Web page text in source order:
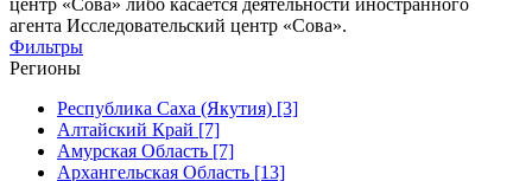
центр «Сова» либо касается деятельности иностранного
агента Исследовательский центр «Сова».
Фильтры
Регионы
Республика Саха (Якутия) [3]
Алтайский Край [7]
Амурская Область [7]
Архангельская Область [13]